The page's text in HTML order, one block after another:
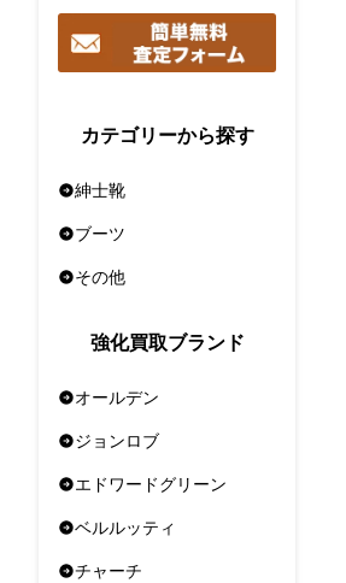
カテゴリーから探す
紳士靴
ブーツ
その他
強化買取ブランド
オールデン
ジョンロブ
エドワードグリーン
ベルルッティ
チャーチ